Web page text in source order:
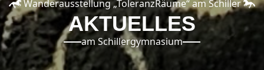
Wanderausstellung „ToleranzRäume“ am Schiller
AKTUELLES
am Schillergymnasium